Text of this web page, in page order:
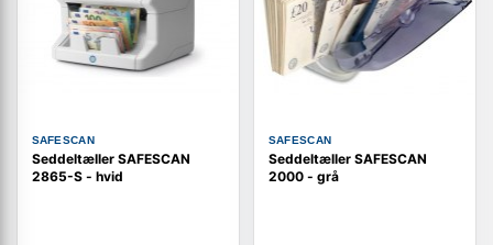
SAFESCAN
Seddeltæller SAFESCAN
2865-S - hvid
SAFESCAN
Seddeltæller SAFESCAN
2000 - grå